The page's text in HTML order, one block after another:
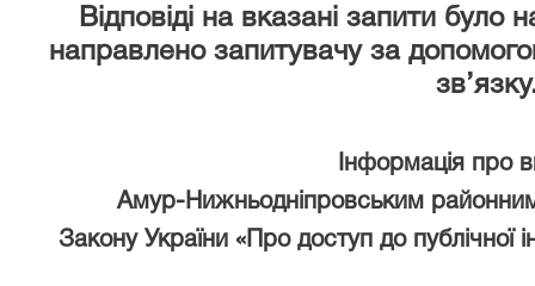
Відповіді на вказані запити
направлено запитувачу за
Інформація про
Амур-Нижньодніпровським
Закону України «Про доступ до публічної